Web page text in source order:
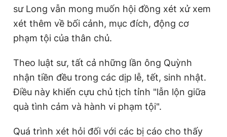
sư Long vẫn mong muốn hội đồng xét xử xem
xét thêm về bối cảnh, mục đích, động cơ
phạm tội của thân chủ.
Theo luật sư, tất cả những lần ông Quỳnh
nhận tiền đều trong các dịp lễ, tết, sinh nhật.
Điều này khiến cựu chủ tịch tỉnh "lẫn lộn giữa
quà tình cảm và hành vi phạm tội".
Quá trình xét hỏi đối với các bị cáo cho thấy